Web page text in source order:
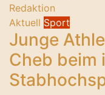
Redaktion
Aktuell Sport
Junge
Cheb beim